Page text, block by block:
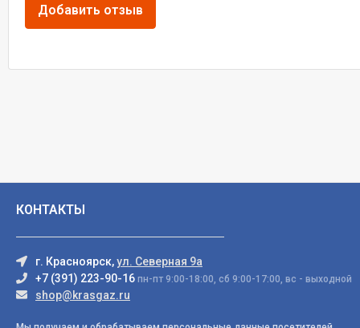
КОНТАКТЫ
г. Красноярск,ул. Северная 9а
+7 (391) 223-90-16 пн-пт 9:00-18:00, сб 9:00-17:00, вс - выходной
shop@krasgaz.ru